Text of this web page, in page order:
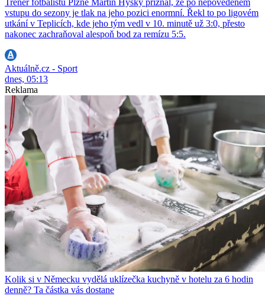
vstupu do sezony je tlak na jeho pozici enormní. Řekl to po ligovém
utkání v Teplicích, kde jeho tým vedl v 10. minutě už 3:0, přesto
nakonec zachraňoval alespoň bod za remízu 5:5.
Aktuálně.cz - Sport
dnes, 05:13
Reklama
Kolik si v Německu vydělá uklízečka kuchyně v hotelu za 6 hodin
denně? Ta částka vás dostane